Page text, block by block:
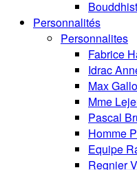
Personnalités
Personnalites
Fabrice
Idrac
Max Gallo
Mme
Pascal
Homme
Equipe
Regnier